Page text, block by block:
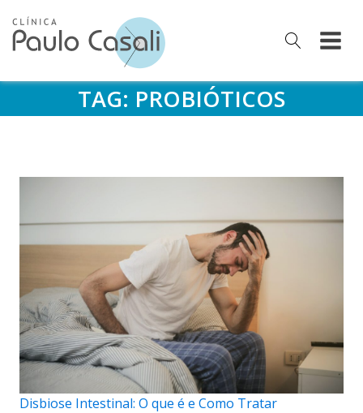
TAG: PROBIÓTICOS
Disbiose Intestinal: O que é e Como Tratar